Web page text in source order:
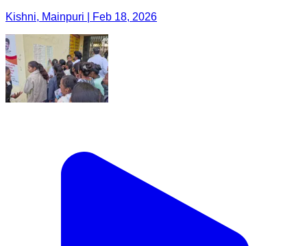
Kishni, Mainpuri | Feb 18, 2026